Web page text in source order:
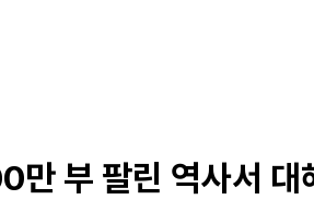
부 팔린 역사서 대